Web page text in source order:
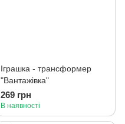
Іграшка - трансформер
"Вантажівка"
269 грн
В наявності